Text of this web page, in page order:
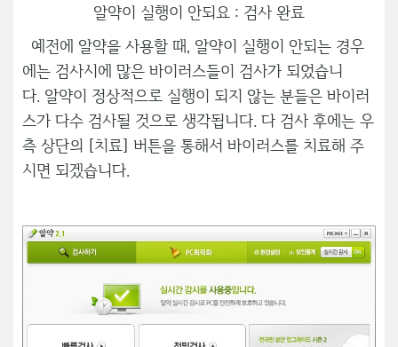
알약이 실행이 안되요 : 검사 완료
예전에 알약을 사용할 때, 알약이 실행이 안되는 경우
에는 검사시에 많은 바이러스들이 검사가 되었습니
다. 알약이 정상적으로 실행이 되지 않는 분들은 바이러
스가 다수 검사될 것으로 생각됩니다. 다 검사 후에는 우
측 상단의 [치료] 버튼을 통해서 바이러스를 치료해 주
시면 되겠습니다.